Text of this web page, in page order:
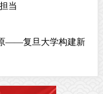
当
原——复旦大学构建新